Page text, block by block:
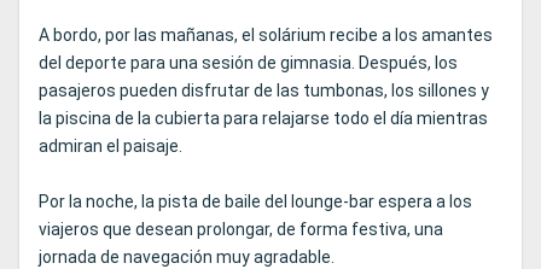
A bordo, por las mañanas, el solárium recibe a los amantes
del deporte para una sesión de gimnasia. Después, los
pasajeros pueden disfrutar de las tumbonas, los sillones y
la piscina de la cubierta para relajarse todo el día mientras
admiran el paisaje.
Por la noche, la pista de baile del lounge-bar espera a los
viajeros que desean prolongar, de forma festiva, una
jornada de navegación muy agradable.